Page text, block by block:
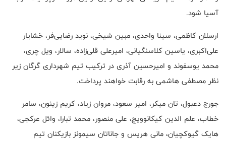
آسیا شود.
ارسلان کاظمی، سینا واحدی، مبین شیخی، نوید رضایی‌فر، خشایار
علی‌اکبری، یاسین کلاسنگیانی، امیرعلی قلی‌زاده، سالار، ویل چری،
محمد یوسفوند و امیرحسین آذری در ترکیب تیم شهرداری گرگان زیر
نظر مصطفی هاشمی به رقابت خواهند پرداخت.
جورج دعبول، تان میکر، امیر سعود، مروان زیاد، کریم زینون، سامر
خطاب، علم الدین کیکانوویچ، علی منصور، محمد تبارا، وائل عرکجی،
هایک گیوکچیان، مانی هریس و جاناتان سیمونز بازیکنان تیم